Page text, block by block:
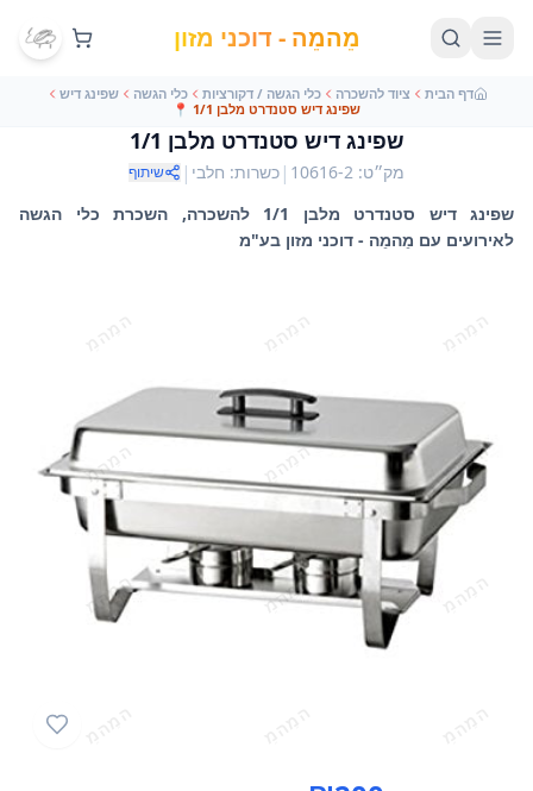
מֵהמֵה - דוכני מזון
דף הבית ציוד להשכרה כלי הגשה / דקורציות כלי הגשה
שפינג דיש
שפינג דיש סטנדרט מלבן 1/1
📍
שפינג דיש סטנדרט מלבן 1/1
מק״ט:
10616-2
| כשרות: חלבי | שיתוף
שפינג דיש סטנדרט מלבן 1/1 להשכרה, השכרת כלי הגשה
לאירועים עם מֵהמֵה - דוכני מזון בע"מ